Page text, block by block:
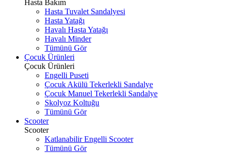
Hasta Bakım
Hasta Tuvalet Sandalyesi
Hasta Yatağı
Havalı Hasta Yatağı
Havalı Minder
Tümünü Gör
Çocuk Ürünleri
Çocuk Ürünleri
Engelli Puseti
Çocuk Akülü Tekerlekli Sandalye
Çocuk Manuel Tekerlekli Sandalye
Skolyoz Koltuğu
Tümünü Gör
Scooter
Scooter
Katlanabilir Engelli Scooter
Tümünü Gör